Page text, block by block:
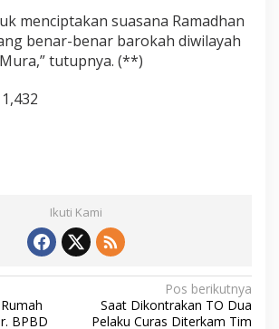
menciptakan suasana Ramadhan
benar-benar barokah diwilayah
tutupnya. (**)
1,432
Ikuti Kami
BPBD
Pos berikutnya
Saat Dikontrakan TO Dua
Pelaku Curas Diterkam Tim